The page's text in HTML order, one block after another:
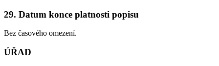
29. Datum konce platnosti popisu
Bez časového omezení.
ÚŘAD